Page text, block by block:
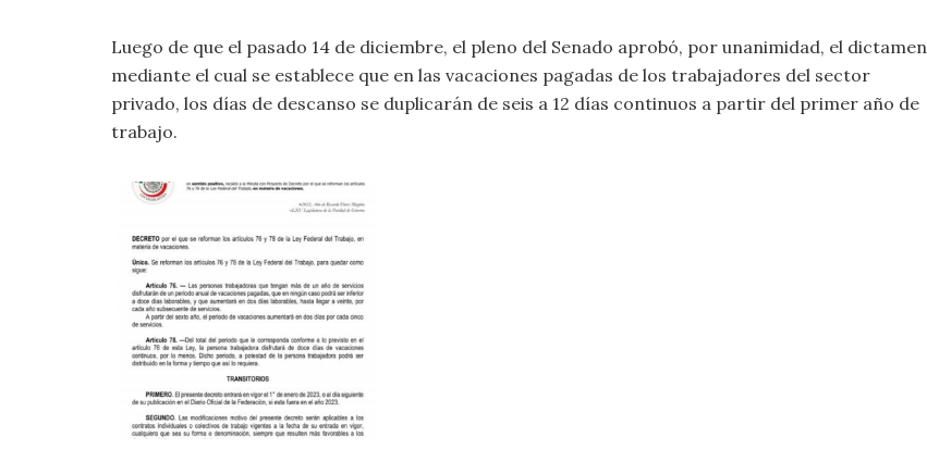
Luego de que el pasado 14 de diciembre, el pleno del Senado aprobó, por unanimidad, el dictamen
mediante el cual se establece que en las vacaciones pagadas de los trabajadores del sector
privado, los días de descanso se duplicarán de seis a 12 días continuos a partir del primer año de
trabajo.